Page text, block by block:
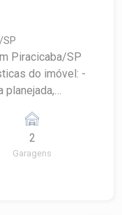
Piracicaba/SP
planejada,
e com
churrasqueira ;
2
Garagens